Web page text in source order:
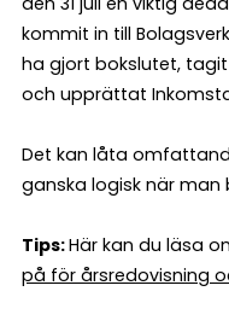
kommit in till
ha gjort bokslutet,
och upprättat
Det kan låta
ganska logisk när man
Tips:Här kan du läsa
på för årsredovisning